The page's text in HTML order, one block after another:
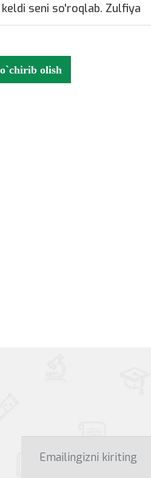
seni so'roqlab. Zulfiya
olish